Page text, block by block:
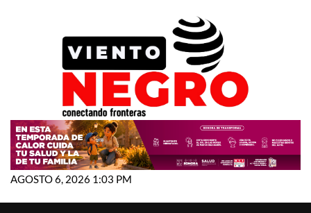
AGOSTO 6, 2026 1:03 PM